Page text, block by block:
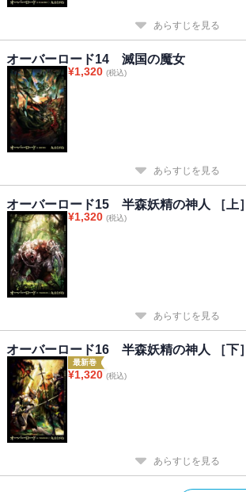
あらすじを見る
オーバーロード14 滅国の魔女
¥1,320 (税込)
あらすじを見る
オーバーロード15 半森妖精の神人 ［上］
¥1,320 (税込)
あらすじを見る
オーバーロード16 半森妖精の神人 ［下］
最新巻
¥1,320 (税込)
あらすじを見る